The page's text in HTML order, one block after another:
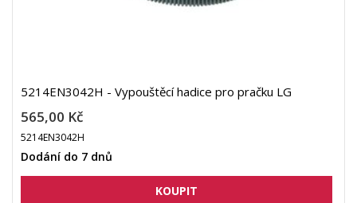
5214EN3042H - Vypouštěcí hadice pro pračku LG
565,00 Kč
5214EN3042H
Dodání do 7 dnů